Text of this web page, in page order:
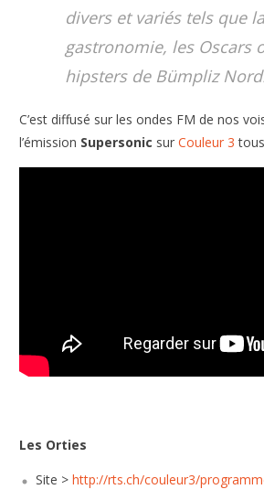
divers et variés tels que
gastronomie, les Oscars
hipsters de Bümpliz
C’est diffusé sur les ondes FM de nos
l’émission Supersonic surCouleur 3
Les Orties
Site >http://rts.ch/couleur3/